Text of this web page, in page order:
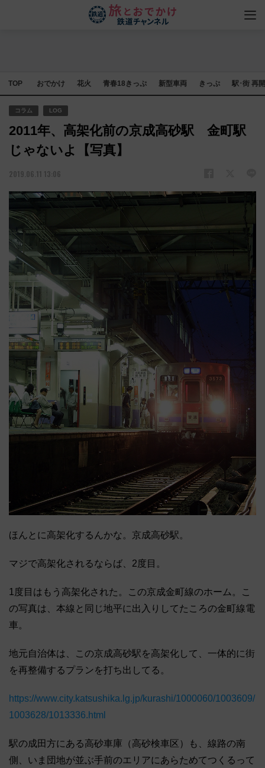
TOP おでかけ 花火 青春18きっぷ 新型車両 きっぷ 駅･街 再
コラム LOG
2011年、高架化前の京成高砂駅 金町駅
じゃないよ【写真】
2019.06.11 13:06
ほんとに高架化するんかな。京成高砂駅。
マジで高架化されるならば、2度目。
1度目はもう高架化された。この京成金町線のホーム。こ
の写真は、本線と同じ地平に出入りしてたころの金町線電
車。
地元自治体は、この京成高砂駅を高架化して、一体的に街
を再整備するプランを打ち出してる。
https://www.city.katsushika.lg.jp/kurashi/1000060/1003609/
1003628/1013336.html
駅の成田方にある高砂車庫（高砂検車区）も、線路の南
側、いま団地が並ぶ手前のエリアにあらためてつくるって